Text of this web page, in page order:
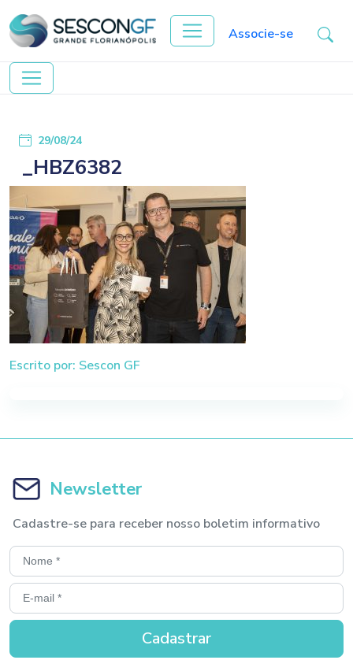
Associe-se
29/08/24
_HBZ6382
Escrito por: Sescon GF
Newsletter
Cadastre-se para receber nosso boletim informativo